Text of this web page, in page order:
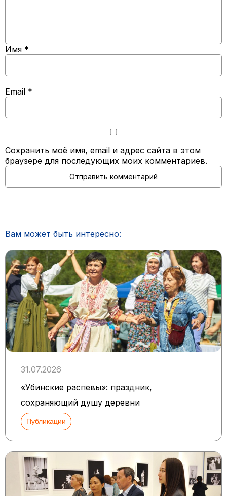
Имя *
Email *
Сохранить моё имя, email и адрес сайта в этом
браузере для последующих моих комментариев.
Вам может быть интересно:
31.07.2026
«Убинские распевы»: праздник,
сохраняющий душу деревни
Публикации